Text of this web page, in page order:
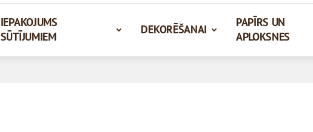
IEPAKOJUMS
SŪTĪJUMIEM
DEKORĒŠANAI
PAPĪRS UN
APLOKSNES